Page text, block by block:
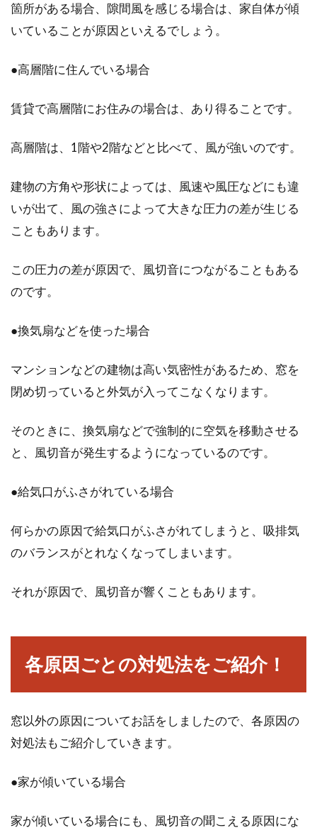
箇所がある場合、隙間風を感じる場合は、家自体が傾
いていることが原因といえるでしょう。
●高層階に住んでいる場合
賃貸で高層階にお住みの場合は、あり得ることです。
高層階は、1階や2階などと比べて、風が強いのです。
建物の方角や形状によっては、風速や風圧などにも違
いが出て、風の強さによって大きな圧力の差が生じる
こともあります。
この圧力の差が原因で、風切音につながることもある
のです。
●換気扇などを使った場合
マンションなどの建物は高い気密性があるため、窓を
閉め切っていると外気が入ってこなくなります。
そのときに、換気扇などで強制的に空気を移動させる
と、風切音が発生するようになっているのです。
●給気口がふさがれている場合
何らかの原因で給気口がふさがれてしまうと、吸排気
のバランスがとれなくなってしまいます。
それが原因で、風切音が響くこともあります。
各原因ごとの対処法をご紹介！
窓以外の原因についてお話をしましたので、各原因の
対処法もご紹介していきます。
●家が傾いている場合
家が傾いている場合にも、風切音の聞こえる原因にな